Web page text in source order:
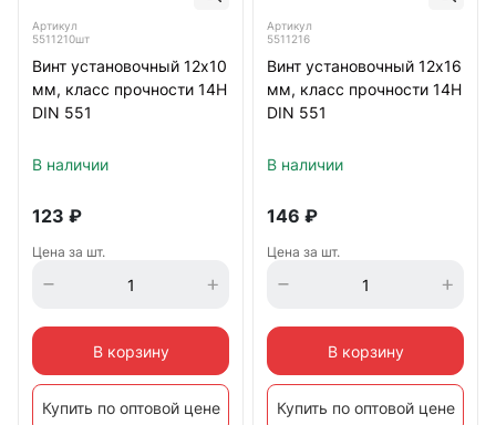
Артикул
5511210шт
Винт установочный 12х10
мм, класс прочности 14Н
DIN 551
В наличии
123 ₽
Цена за шт.
В корзину
Купить по оптовой цене
Артикул
5511216
Винт установочный 12х16
мм, класс прочности 14Н
DIN 551
В наличии
146 ₽
Цена за шт.
В корзину
Купить по оптовой цене